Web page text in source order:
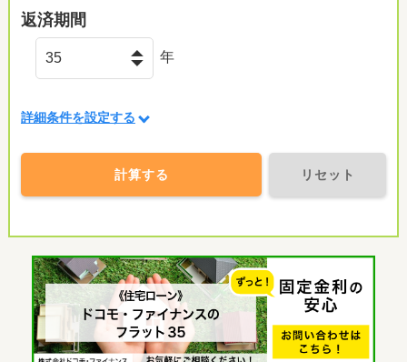
返済期間
年
詳細条件を設定する
計算する リセット